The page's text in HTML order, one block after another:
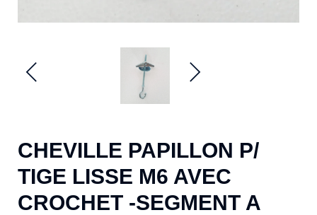
CHEVILLE PAPILLON P/
TIGE LISSE M6 AVEC
CROCHET -SEGMENT A